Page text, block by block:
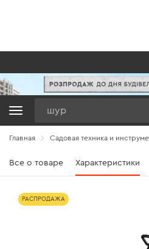
Главная Садовая техника и
Все о товаре Характеристики
РАСПРОДАЖА